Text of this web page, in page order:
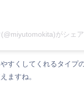
がシェ
すくしてくれるタイプ
ますね。